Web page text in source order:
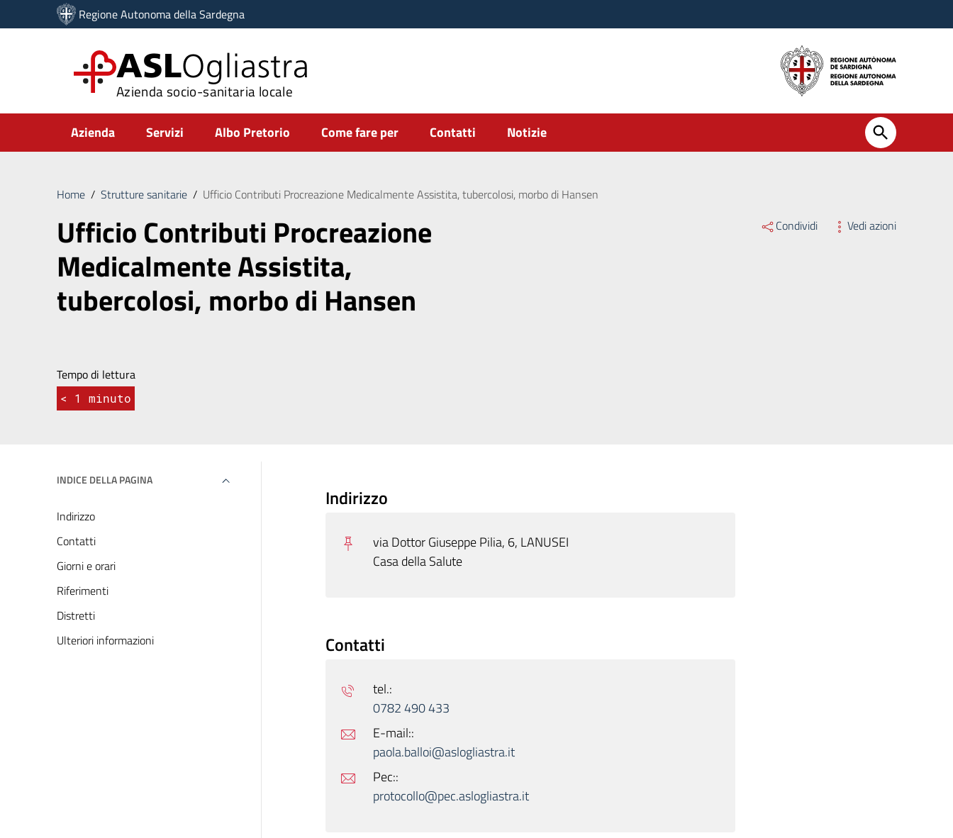
Vai ai contenuti
Vai al menu di navigazione
Regione Autonoma della Sardegna
ASLOgliastra
Azienda socio-sanitaria locale
Submenu
Azienda Servizi Albo Pretorio Come fare per Contatti Notizie
Home / Strutture sanitarie / Ufficio Contributi Procreazione Medicalmente Assistita, tubercolosi, morbo di Hansen
Ufficio Contributi Procreazione
Medicalmente Assistita,
tubercolosi, morbo di Hansen
Condividi Vedi azioni
Tempo di lettura
< 1 minuto
INDICE DELLA PAGINA
Indirizzo
Contatti
Giorni e orari
Riferimenti
Distretti
Ulteriori informazioni
Indirizzo
via Dottor Giuseppe Pilia, 6, LANUSEI
Casa della Salute
Contatti
tel.:
0782 490 433
E-mail::
paola.balloi@aslogliastra.it
Pec::
protocollo@pec.aslogliastra.it